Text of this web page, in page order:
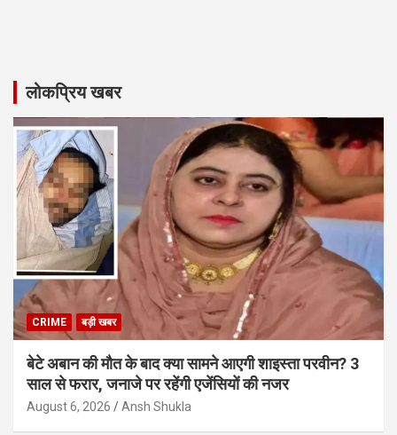
लोकप्रिय खबर
CRIME बड़ी खबर
बेटे अबान की मौत के बाद क्या सामने आएगी शाइस्ता परवीन? 3
साल से फरार, जनाजे पर रहेंगी एजेंसियों की नजर
August 6, 2026 Ansh Shukla